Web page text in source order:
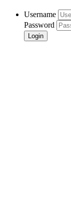
Username
Password